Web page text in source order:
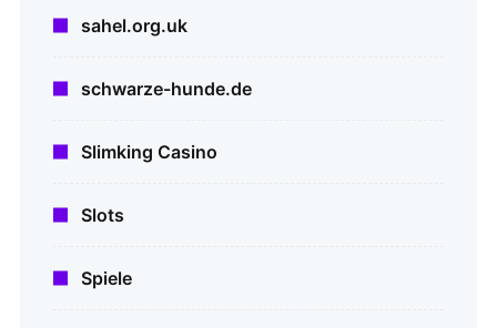
sahel.org.uk
schwarze-hunde.de
Slimking Casino
Slots
Spiele